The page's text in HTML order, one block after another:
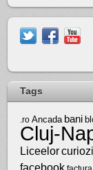
Tags
.ro Ancada bani
Cluj-
Liceelor